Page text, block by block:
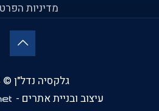
מדיניות
גלקסיה נדל"ן © 2024
עיצוב ובניית אתרים -